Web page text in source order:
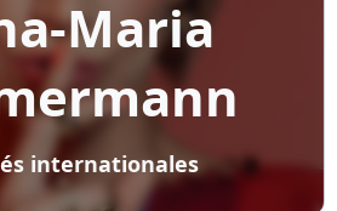
Maria
internationales